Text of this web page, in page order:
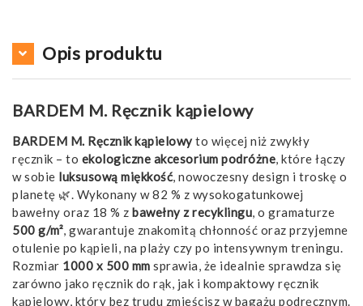
Opis produktu
BARDEM M. Ręcznik kąpielowy
BARDEM M. Ręcznik kąpielowyto więcej niż zwykły
ręcznik – to ekologiczne akcesorium podróżne, które łączy
w sobie luksusową miękkość, nowoczesny design i troskę o
planetę 🌿. Wykonany w 82 % z wysokogatunkowej
bawełny oraz 18 % z bawełny z recyklingu, o gramaturze
500 g/m², gwarantuje znakomitą chłonność oraz przyjemne
otulenie po kąpieli, na plaży czy po intensywnym treningu.
Rozmiar 1000 x 500 mm sprawia, że idealnie sprawdza się
zarówno jako ręcznik do rąk, jak i kompaktowy ręcznik
kąpielowy, który bez trudu zmieścisz w bagażu podręcznym.